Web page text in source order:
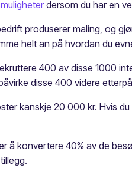
dersom du har en
produserer maling, og
helt an på hvordan du
400 av disse 1000
disse 400 videre
kanskje 20 000 kr. Hvis
å konvertere 40% av de